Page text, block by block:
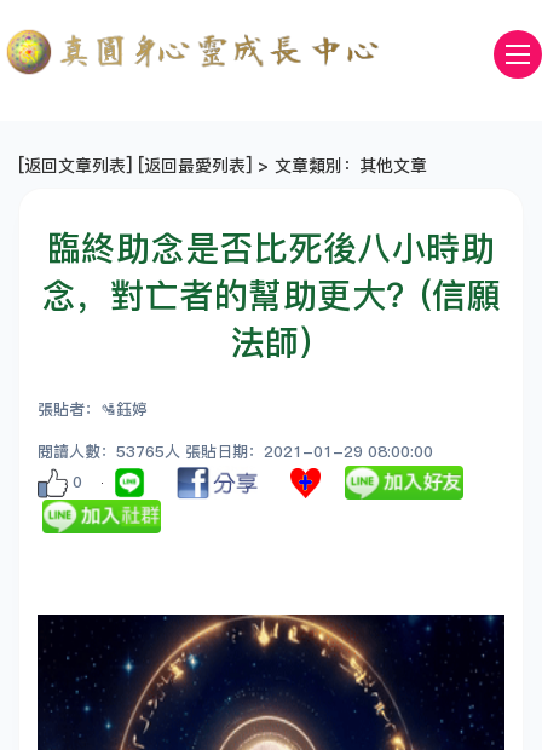
[返回文章列表] [返回最愛列表] > 文章類別：其他文章
臨終助念是否比死後八小時助
念，對亡者的幫助更大？(信願
法師)
張貼者：🛂鈺婷
閱讀人數：53765人 張貼日期：2021-01-29 08:00:00
0